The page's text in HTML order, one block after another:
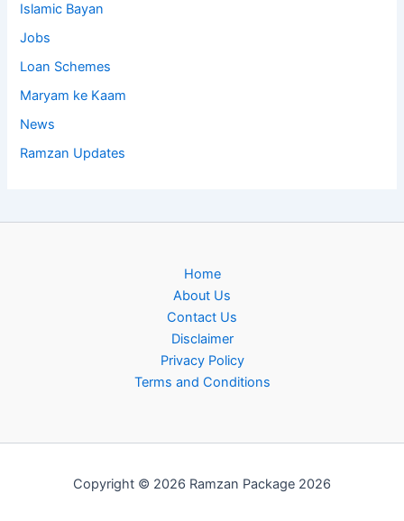
Islamic Bayan
Jobs
Loan Schemes
Maryam ke Kaam
News
Ramzan Updates
Home
About Us
Contact Us
Disclaimer
Privacy Policy
Terms and Conditions
Copyright © 2026 Ramzan Package 2026